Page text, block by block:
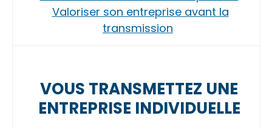
Valoriser son entreprise avant la
transmission
VOUS TRANSMETTEZ UNE
ENTREPRISE INDIVIDUELLE